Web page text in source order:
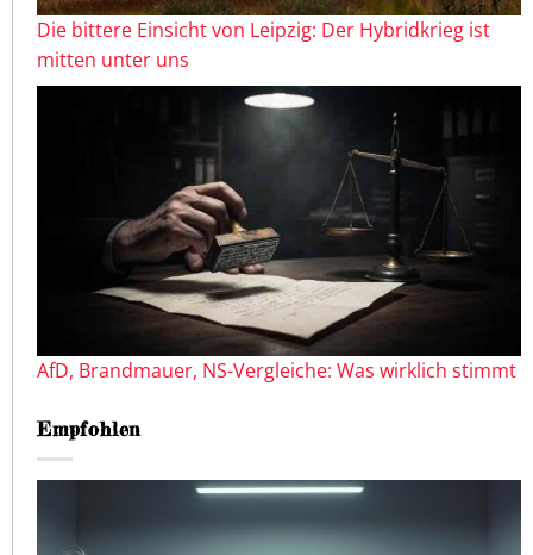
Die bittere Einsicht von Leipzig: Der Hybridkrieg ist
mitten unter uns
AfD, Brandmauer, NS-Vergleiche: Was wirklich stimmt
Empfohlen